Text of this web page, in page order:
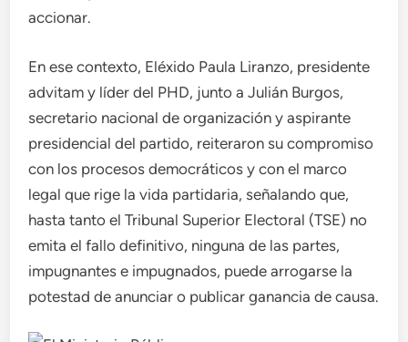
accionar.
En ese contexto, Eléxido Paula Liranzo, presidente
advitam y líder del PHD, junto a Julián Burgos,
secretario nacional de organización y aspirante
presidencial del partido, reiteraron su compromiso
con los procesos democráticos y con el marco
legal que rige la vida partidaria, señalando que,
hasta tanto el Tribunal Superior Electoral (TSE) no
emita el fallo definitivo, ninguna de las partes,
impugnantes e impugnados, puede arrogarse la
potestad de anunciar o publicar ganancia de causa.